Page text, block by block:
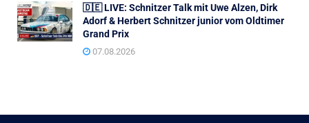
🇩🇪 LIVE: Schnitzer Talk mit Uwe Alzen, Dirk
Adorf & Herbert Schnitzer junior vom Oldtimer
Grand Prix
07.08.2026